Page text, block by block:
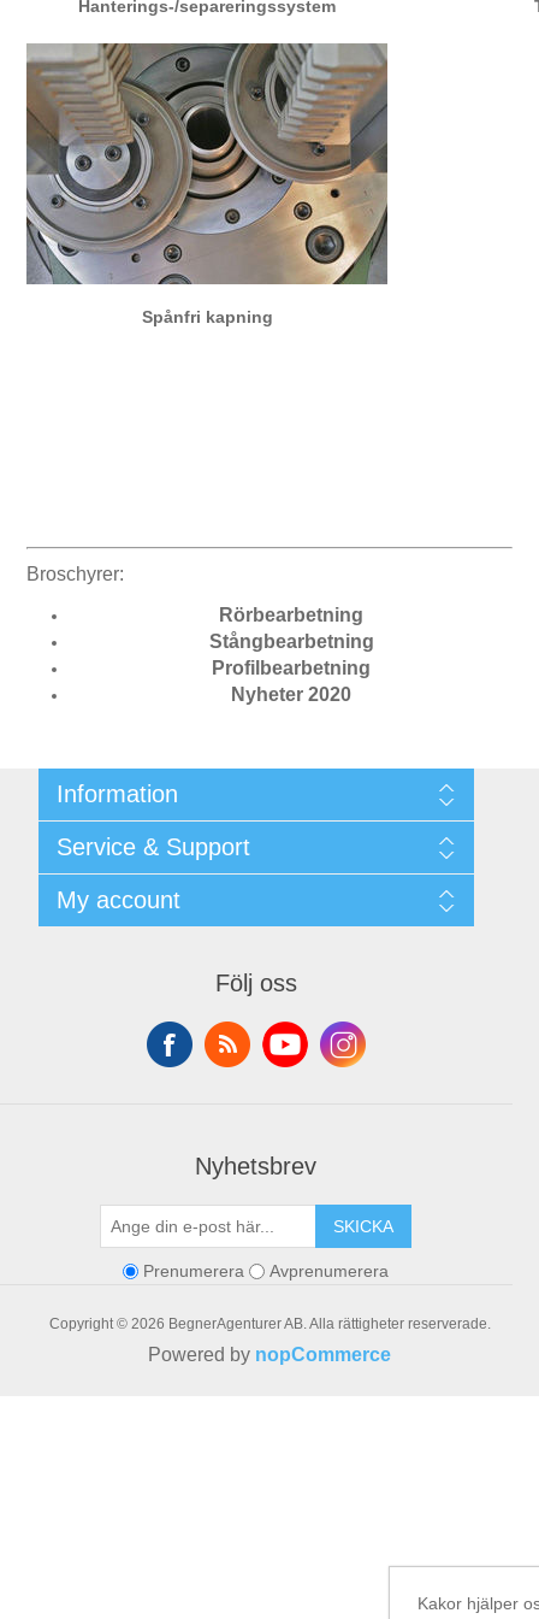
Hanterings-/separeringssystem
Spånfri kapning
Broschyrer:
Rörbearbetning
Stångbearbetning
Profilbearbetning
Nyheter 2020
Information
Integritetspolicy
Terms & Conditions
Begner System / iba Nordic
Service & Support
Leverantörslista
My account
Följ oss
Nyhetsbrev
SKICKA
Prenumerera Avprenumerera
Copyright © 2026 BegnerAgenturer AB. Alla rättigheter reserverade.
Powered by nopCommerce
Kakor hjälper